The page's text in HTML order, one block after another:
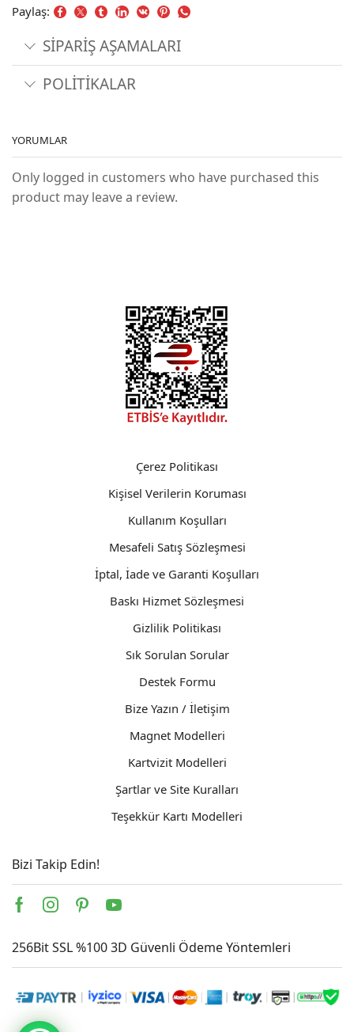
Paylaş:
SİPARİŞ AŞAMALARI
POLİTİKALAR
YORUMLAR
Only logged in customers who have purchased this
product may leave a review.
Çerez Politikası
Kişisel Verilerin Koruması
Kullanım Koşulları
Mesafeli Satış Sözleşmesi
İptal, İade ve Garanti Koşulları
Baskı Hizmet Sözleşmesi
Gizlilik Politikası
Sık Sorulan Sorular
Destek Formu
Bize Yazın / İletişim
Magnet Modelleri
Kartvizit Modelleri
Şartlar ve Site Kuralları
Teşekkür Kartı Modelleri
Bizi Takip Edin!
Facebook
Instagram
PinterestYoutube
256Bit SSL %100 3D Güvenli Ödeme Yöntemleri